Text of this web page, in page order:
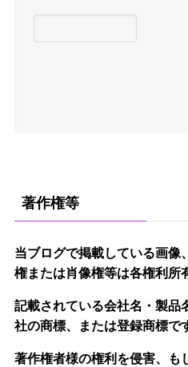
著作権等
当ブログで掲載している画像
権または肖像権等は各権利所
記載されている会社名・製品
社の商標、または登録商標で
著作権者様の権利を侵害、も